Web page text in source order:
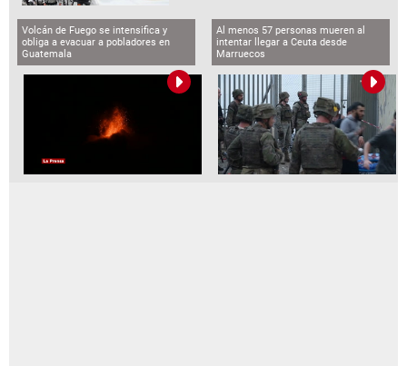
Volcán de Fuego se intensifica y
obliga a evacuar a pobladores en
Guatemala
Al menos 57 personas mueren al
intentar llegar a Ceuta desde
Marruecos